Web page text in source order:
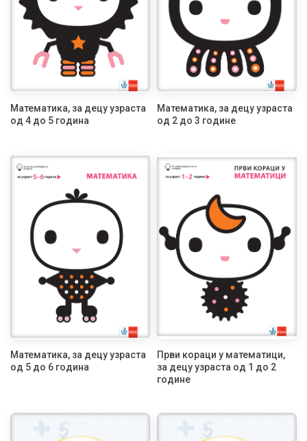
Математика, за децу узраста
од 4 до 5 година
Математика, за децу узраста
од 2 до 3 године
Математика, за децу узраста
од 5 до 6 година
Први кораци у математици,
за децу узраста од 1 до 2
године